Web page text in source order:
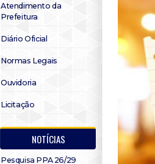
Atendimento da
Prefeitura
Diário Oficial
Normas Legais
Ouvidoria
Licitação
NOTÍCIAS
Pesquisa PPA 26/29